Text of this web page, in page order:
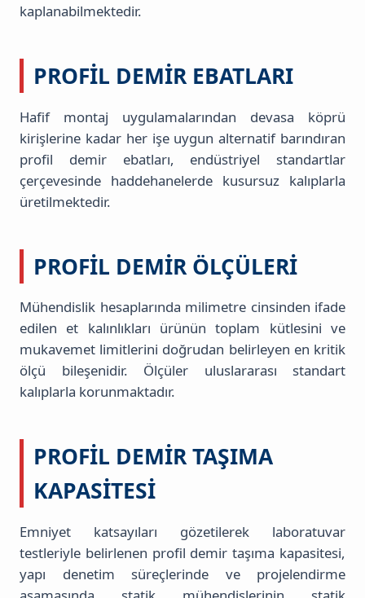
kaplanabilmektedir.
PROFIL DEMIR EBATLARI
Hafif montaj uygulamalarından devasa köprü
kirişlerine kadar her işe uygun alternatif barındıran
profil demir ebatları, endüstriyel standartlar
çerçevesinde haddehanelerde kusursuz kalıplarla
üretilmektedir.
PROFIL DEMIR ÖLÇÜLERI
Mühendislik hesaplarında milimetre cinsinden ifade
edilen et kalınlıkları ürünün toplam kütlesini ve
mukavemet limitlerini doğrudan belirleyen en kritik
ölçü bileşenidir. Ölçüler uluslararası standart
kalıplarla korunmaktadır.
PROFIL DEMIR TAŞIMA
KAPASITESI
Emniyet katsayıları gözetilerek laboratuvar
testleriyle belirlenen profil demir taşıma kapasitesi,
yapı denetim süreçlerinde ve projelendirme